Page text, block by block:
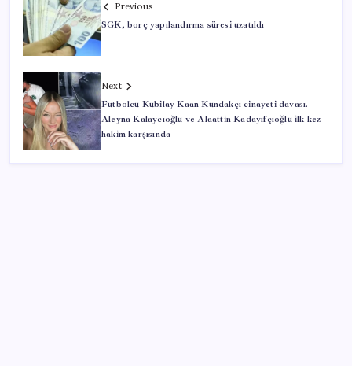
Previous
SGK, borç yapılandırma süresi uzatıldı
Next
Futbolcu Kubilay Kaan Kundakçı cinayeti davası.
Aleyna Kalaycıoğlu ve Alaattin Kadayıfçıoğlu ilk kez
hakim karşısında